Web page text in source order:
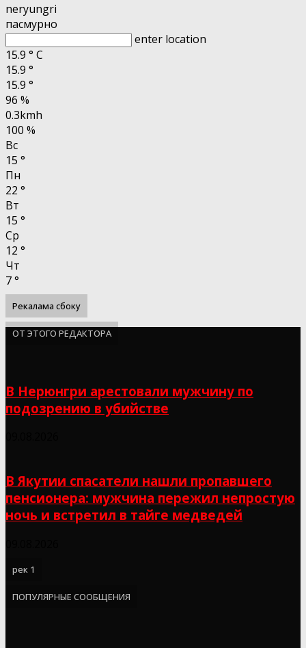
neryungri
пасмурно
enter location
15.9 ° C
15.9 °
15.9 °
96 %
0.3kmh
100 %
Вс
15 °
Пн
22 °
Вт
15 °
Ср
12 °
Чт
7°
Рекалама сбоку
ОТ ЭТОГО РЕДАКТОРА
В Нерюнгри арестовали мужчину по
подозрению в убийстве
В Якутии спасатели нашли пропавшего
пенсионера: мужчина пережил непростую
ночь и встретил в тайге медведей
рек 1
ПОПУЛЯРНЫЕ СООБЩЕНИЯ